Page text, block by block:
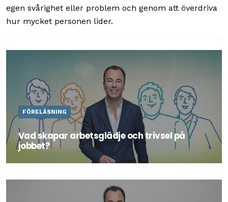
egen svårighet eller problem och genom att överdriva
hur mycket personen lider.
FÖRELÄSNING
Vad skapar arbetsglädje och trivsel på
jobbet?
Detta är en föreläsning om hur man lyckas skapa trivsel
själv på allvar.